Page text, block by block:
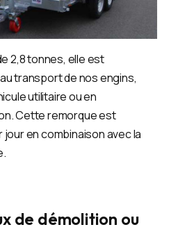
2,8 tonnes, elle est
transport de nos engins,
utilitaire ou en
Cette remorque est
en combinaison avec la
de démolition ou